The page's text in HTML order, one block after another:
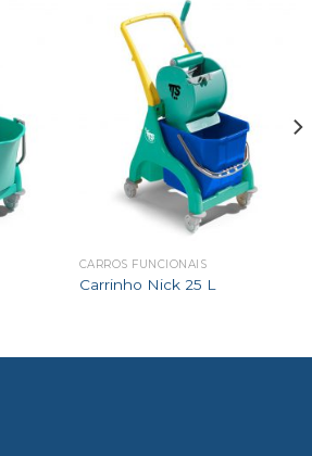
CARROS FUNCIONAIS
Carrinho Nick 25 L